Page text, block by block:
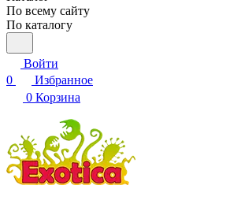
По всему сайту
По каталогу
Войти
0
Избранное
0 Корзина